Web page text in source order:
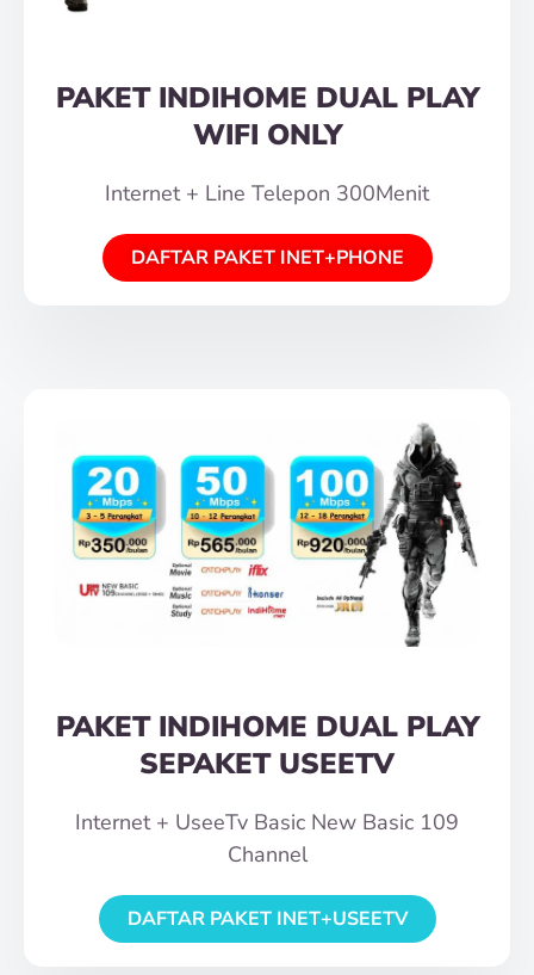
PAKET INDIHOME DUAL PLAY
WIFI ONLY
Internet + Line Telepon 300Menit
DAFTAR PAKET INET+PHONE
PAKET INDIHOME DUAL PLAY
SEPAKET USEETV
Internet + UseeTv Basic New Basic 109
Channel
DAFTAR PAKET INET+USEETV